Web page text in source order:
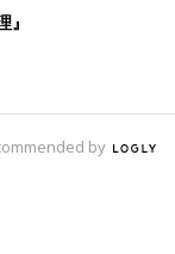
形でぶつけるので
うなのですが」と
対応をされている
by